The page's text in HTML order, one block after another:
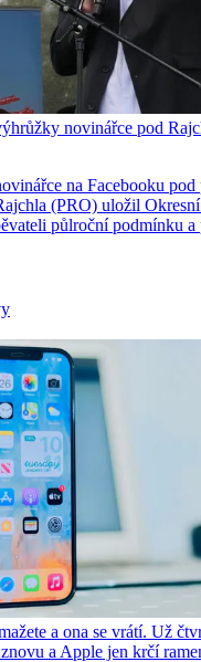
novinářce pod
na Facebooku pod
(PRO) uložil
půlroční podmínku a
a ona se vrátí. Už
a Apple jen krčí